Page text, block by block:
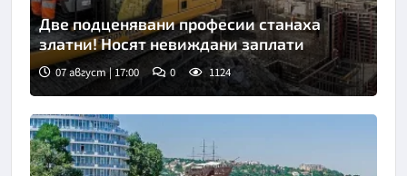
Две подценявани професии станаха
златни! Носят невиждани заплати
07 август | 17:00 0 1124